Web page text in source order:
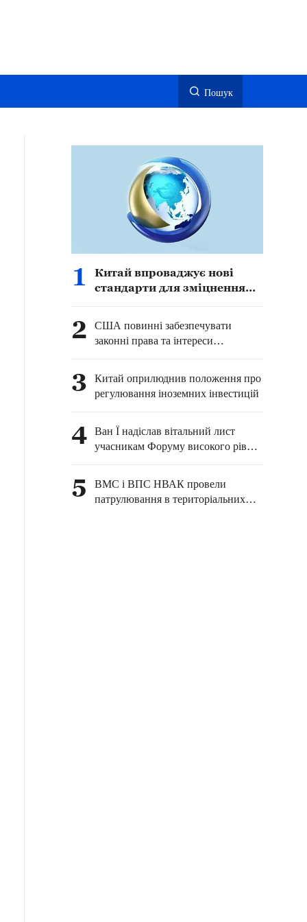
Пошук
1
Китай впроваджує нові
стандарти для зміцнення
стимулювання економіки
2 США повинні забезпечувати
законні права та інтереси
китайських журналістів у
3 Китай оприлюднив положення про
регулювання іноземних інвестицій
4 Ван Ї надіслав вітальний лист
учасникам Форуму високого рівня
китайсько-російських аналітичних
5
ВМС і ВПС НВАК провели
патрулювання в територіальних